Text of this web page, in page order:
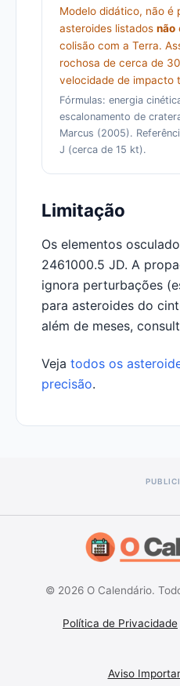
Modelo didático, não é
asteroides listados não
colisão com a Terra.
rochosa de cerca de
velocidade de impacto
Fórmulas: energia
escalonamento de
Marcus (2005).
J (cerca de 15 kt).
Limitação
Os elementos
2461000.5 JD. A
ignora perturbações
para asteroides do
além de meses,
Veja todos os
precisão.
© 2026 O Calendário.
Política de Privacidade
Aviso